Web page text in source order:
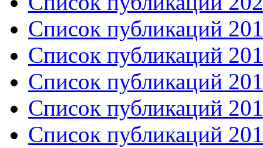
Список публикаций
Список публикаций
Список публикаций
Список публикаций
Список публикаций